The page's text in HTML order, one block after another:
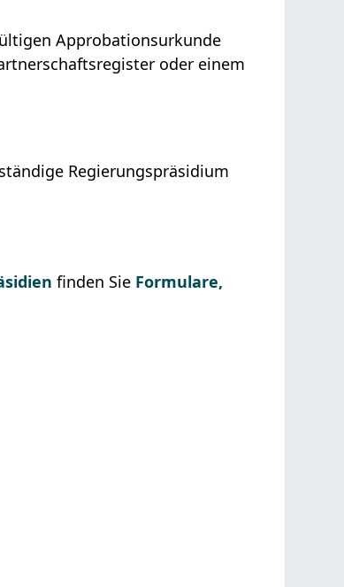
Approbationsurkunde
oder einem
Regierungspräsidium
finden Sie Formulare,